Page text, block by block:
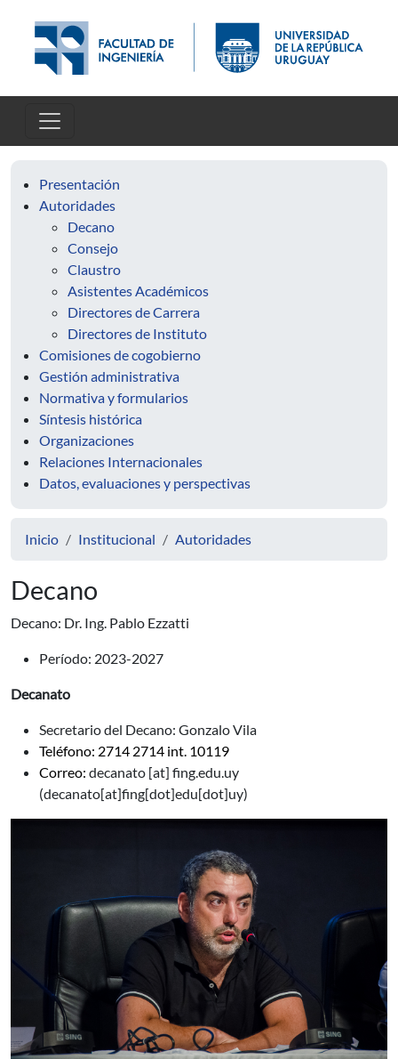
Presentación
Autoridades
Decano
Consejo
Claustro
Asistentes Académicos
Directores de Carrera
Directores de Instituto
Comisiones de cogobierno
Gestión administrativa
Normativa y formularios
Síntesis histórica
Organizaciones
Relaciones Internacionales
Datos, evaluaciones y perspectivas
Inicio Institucional Autoridades
Decano
Decano: Dr. Ing. Pablo Ezzatti
Período: 2023-2027
Decanato
Secretario del Decano: Gonzalo Vila
Teléfono: 2714 2714 int. 10119
Correo: decanato [at] fing.edu.uy
(decanato[at]fing[dot]edu[dot]uy)